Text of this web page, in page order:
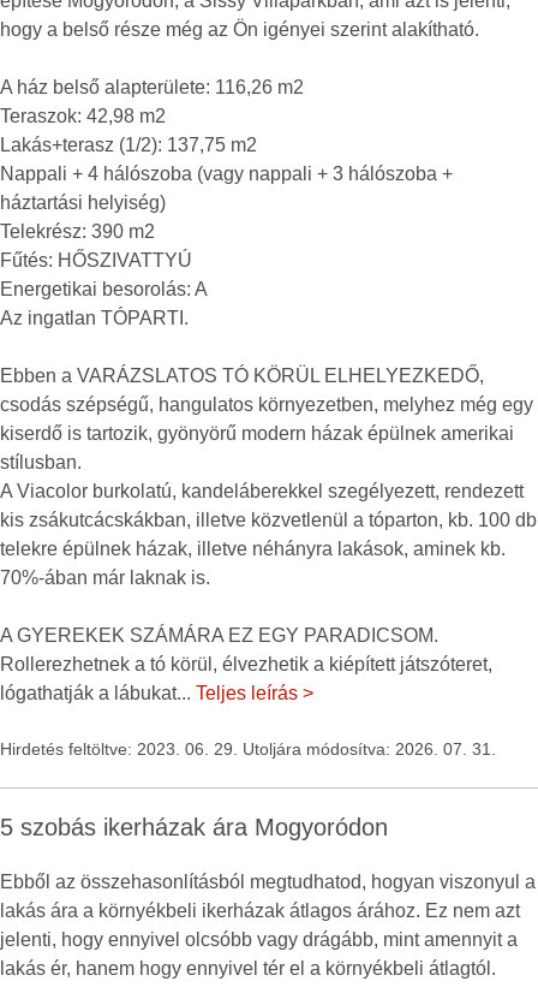
hogy a belső része még az Ön igényei szerint alakítható.
A ház belső alapterülete: 116,26 m2
Teraszok: 42,98 m2
Lakás+terasz (1/2): 137,75 m2
Nappali + 4 hálószoba (vagy nappali + 3 hálószoba +
háztartási helyiség)
Telekrész: 390 m2
Fűtés: HŐSZIVATTYÚ
Energetikai besorolás: A
Az ingatlan TÓPARTI.
Ebben a VARÁZSLATOS TÓ KÖRÜL ELHELYEZKEDŐ,
csodás szépségű, hangulatos környezetben, melyhez még egy
kiserdő is tartozik, gyönyörű modern házak épülnek amerikai
stílusban.
A Viacolor burkolatú, kandeláberekkel szegélyezett, rendezett
kis zsákutcácskákban, illetve közvetlenül a tóparton, kb. 100 db
telekre épülnek házak, illetve néhányra lakások, aminek kb.
70%-ában már laknak is.
A GYEREKEK SZÁMÁRA EZ EGY PARADICSOM.
Rollerezhetnek a tó körül, élvezhetik a kiépített játszóteret,
lógathatják a lábukat... Teljes leírás >
Hirdetés feltöltve: 2023. 06. 29. Utoljára módosítva: 2026. 07. 31.
5 szobás ikerházak ára Mogyoródon
Ebből az összehasonlításból megtudhatod, hogyan viszonyul a
lakás ára a környékbeli ikerházak átlagos árához. Ez nem azt
jelenti, hogy ennyivel olcsóbb vagy drágább, mint amennyit a
lakás ér, hanem hogy ennyivel tér el a környékbeli átlagtól.